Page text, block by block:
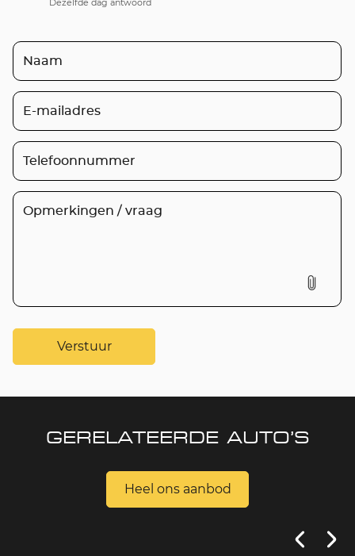
Dezelfde dag antwoord
Verstuur
GERELATEERDE AUTO’S
Heel ons aanbod